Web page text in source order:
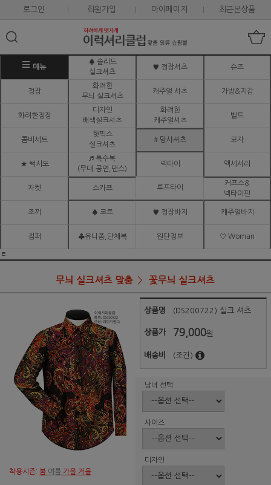
로그인 회원가입 마이페이지 최근본상품
메뉴
♠ 솔리드
실크셔츠
♥ 정장셔츠 슈즈
정장
화려한
무늬 실크셔츠
캐주얼 셔츠 가방&지갑
화려한정장
디자인
배색실크셔츠
화려한
캐주얼셔츠
벨트
콤비세트
핫픽스
실크셔츠
# 망사셔츠 모자
★ 턱시도
♬ 특수복
(무대.공연,댄스)
넥타이 액세서리
자켓 스카프 루프타이
커프스&
넥타이핀
조끼 ♠ 코트 ♥ 정장바지 캐주얼바지
점퍼 ♣유니폼,단체복 원단정보 ♡ Woman
ㅌ
무늬 실크셔츠 맞춤 꽃무늬 실크셔츠
착용시즌: 봄 여름 가을 겨울
상품명 (DS200722) 실크 셔츠
상품가 79,000원
배송비 (조건)
남녀 선택
사이즈
디자인